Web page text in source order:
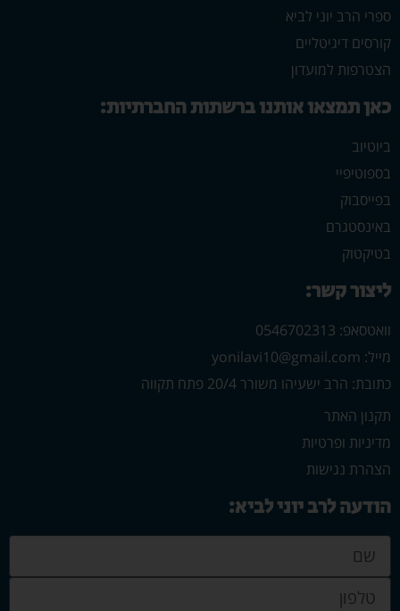
ספרי הרב יוני לביא
קורסים דיגיטליים
הצטרפות למועדון
כאן תמצאו אותנו ברשתות החברתיות:
ביוטיוב
בספוטיפיי
בפייסבוק
באינסטגרם
בטיקטוק
ליצור קשר:
וואטסאפ: 0546702313
מייל: yonilavi10@gmail.com
כתובת: הרב ישעיהו משורר 20/4 פתח תקווה
תקנון האתר
מדיניות ופרטיות
הצהרת נגישות
הודעה לרב יוני לביא: